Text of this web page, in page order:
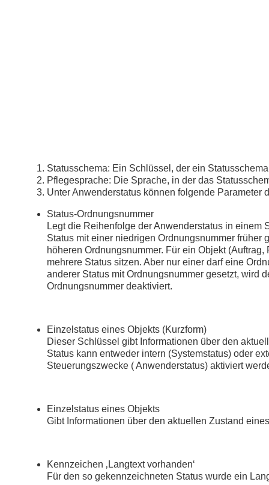
Statusschema: Ein Schlüssel, der ein
Pflegesprache: Die Sprache, in der das
Unter Anwenderstatus können folgende Parameter
Status-Ordnungsnummer
Legt die Reihenfolge der Anwenderstatus in einem
Status mit einer niedrigen Ordnungsnummer früher
höheren Ordnungsnummer. Für ein Objekt
mehrere Status sitzen. Aber nur einer darf eine
anderer Status mit Ordnungsnummer gesetzt, wird
Ordnungsnummer deaktiviert.
Einzelstatus eines Objekts (Kurzform)
Dieser Schlüssel gibt Informationen über den
Status kann entweder intern (Systemstatus) oder
Steuerungszwecke ( Anwenderstatus) aktiviert
Einzelstatus eines Objekts
Gibt Informationen über den aktuellen Zustand
Kennzeichen ‚Langtext vorhanden‘
Für den so gekennzeichneten Status wurde ein